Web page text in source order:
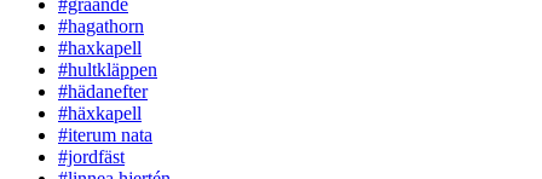
#hagathorn
#haxkapell
#hultkläppen
#hädanefter
#häxkapell
#iterum nata
#jordfäst